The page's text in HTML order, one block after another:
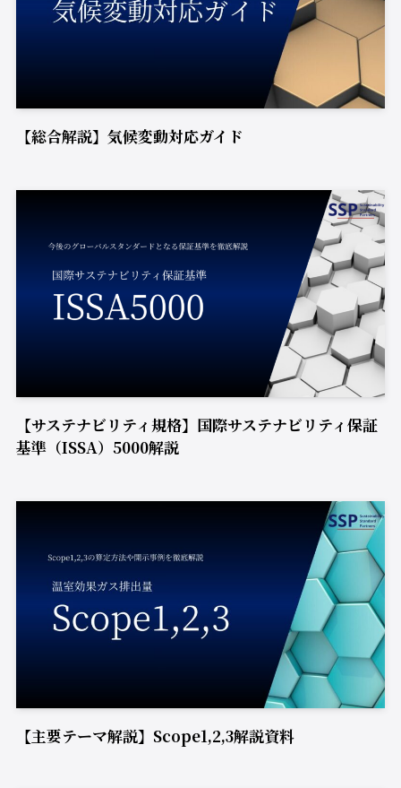
【総合解説】気候変動対応ガイド
【サステナビリティ規格】国際サステナビリティ保証
基準（ISSA）5000解説
【主要テーマ解説】Scope1,2,3解説資料